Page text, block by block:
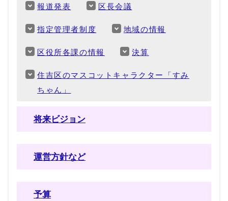
報道発表 区長会議
指定管理者制度 地域の情報
区役所各課の情報 決算
住吉区のマスコットキャラクター「すみ
ちゃん」
将来ビジョン
運営方針など
予算